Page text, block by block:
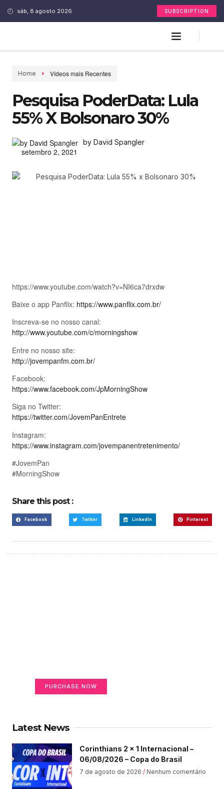
sáb, 8 agosto 2026 SUBSCRIPTION
Home Vídeos mais Recentes
Pesquisa PoderData: Lula
55% X Bolsonaro 30%
by David Spangler
setembro 2, 2021
https://www.youtube.com/watch?v=NI6ca7drxdw
Baixe o app Panflix: https://www.panflix.com.br/
Inscreva-se no nosso canal:
http://www.youtube.com/c/morningshow
Entre no nosso site:
http://jovempanfm.com.br/
Facebook:
https://www.facebook.com/JpMorningShow
Siga no Twitter:
https://twitter.com/JovemPanEntrete
Instagram:
https://www.instagram.com/jovempanentretenimento/
#JovemPan
#MorningShow
Share this post :
Facebook Twitter LinkedIn Pinterest
PURCHASE NOW
Latest News
Corinthians 2 x 1 Internacional –
06/08/2026 – Copa do Brasil
7 de agosto de 2026 Nenhum comentário